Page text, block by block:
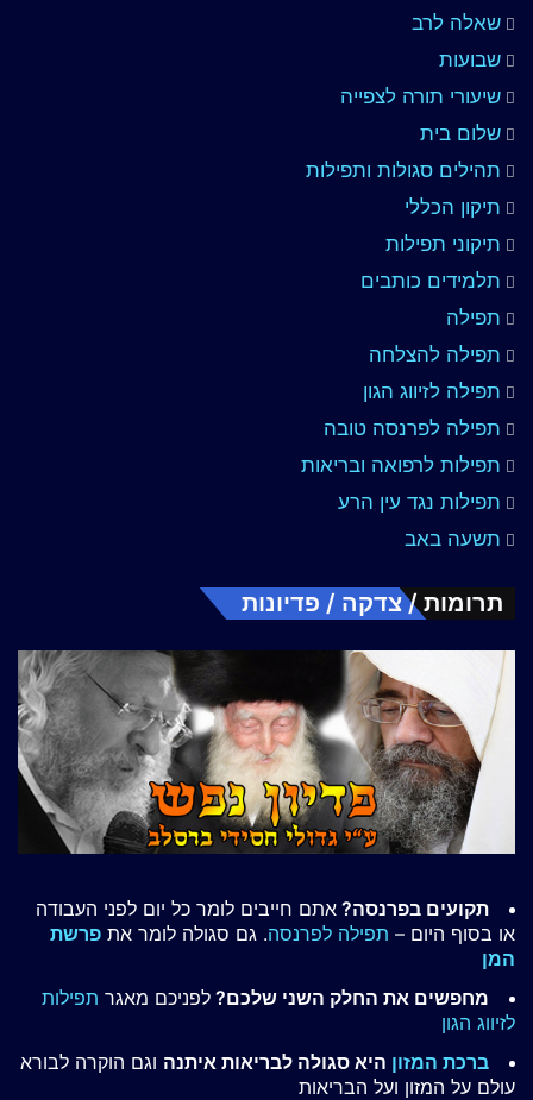
שאלה לרב
שבועות
שיעורי תורה לצפייה
שלום בית
תהילים סגולות ותפילות
תיקון הכללי
תיקוני תפילות
תלמידים כותבים
תפילה
תפילה להצלחה
תפילה לזיווג הגון
תפילה לפרנסה טובה
תפילות לרפואה ובריאות
תפילות נגד עין הרע
תשעה באב
תרומות / צדקה / פדיונות
תקועים בפרנסה? אתם חייבים לומר כל יום לפני העבודה
או בסוף היום – תפילה לפרנסה. גם סגולה לומר את פרשת
המן
מחפשים את החלק השני שלכם? לפניכם מאגר תפילות
לזיווג הגון
ברכת המזון היא סגולה לבריאות איתנה וגם הוקרה לבורא
עולם על המזון ועל הבריאות